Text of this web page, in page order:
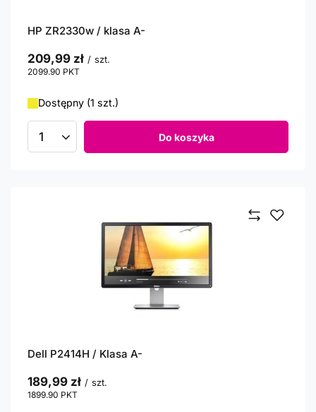
HP ZR2330w / klasa A-
209,99 zł / szt.
2099.90 PKT
Dostępny (1 szt.)
Ilość produktów Do koszyka
Dell P2414H / Klasa A-
189,99 zł / szt.
1899.90 PKT